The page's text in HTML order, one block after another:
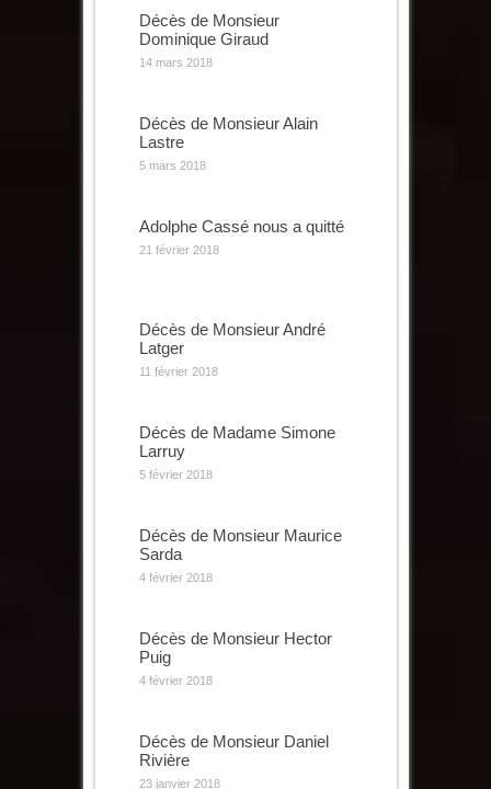
Décès de Monsieur
Dominique Giraud
14 mars 2018
Décès de Monsieur Alain
Lastre
5 mars 2018
Adolphe Cassé nous a quitté
21 février 2018
Décès de Monsieur André
Latger
11 février 2018
Décès de Madame Simone
Larruy
5 février 2018
Décès de Monsieur Maurice
Sarda
4 février 2018
Décès de Monsieur Hector
Puig
4 février 2018
Décès de Monsieur Daniel
Rivière
23 janvier 2018